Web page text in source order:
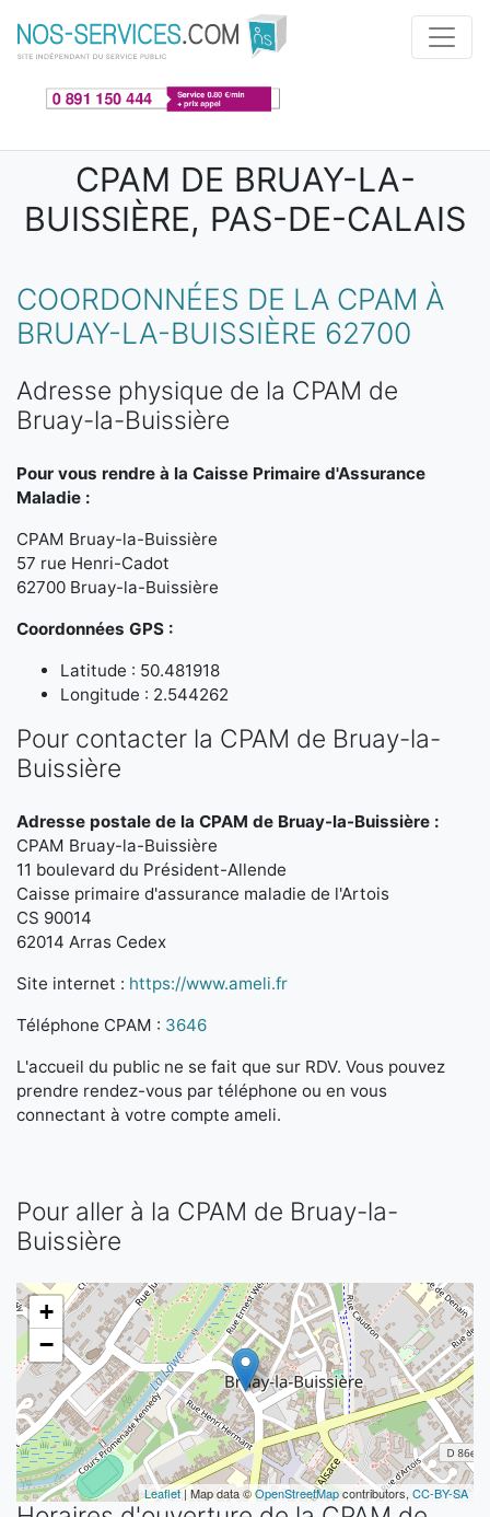
Aller au contenu principal
CPAM DE BRUAY-LA-
BUISSIÈRE, PAS-DE-CALAIS
COORDONNÉES DE LA CPAM À
BRUAY-LA-BUISSIÈRE 62700
Adresse physique de la CPAM de
Bruay-la-Buissière
Pour vous rendre à la Caisse Primaire d'Assurance
Maladie :
CPAM Bruay-la-Buissière
57 rue Henri-Cadot
62700 Bruay-la-Buissière
Coordonnées GPS :
Latitude : 50.481918
Longitude : 2.544262
Pour contacter la CPAM de Bruay-la-
Buissière
Adresse postale de la CPAM de Bruay-la-Buissière :
CPAM Bruay-la-Buissière
11 boulevard du Président-Allende
Caisse primaire d'assurance maladie de l'Artois
CS 90014
62014 Arras Cedex
Site internet : https://www.ameli.fr
Téléphone CPAM : 3646
L'accueil du public ne se fait que sur RDV. Vous pouvez
prendre rendez-vous par téléphone ou en vous
connectant à votre compte ameli.
Pour aller à la CPAM de Bruay-la-
Buissière
+
−
Leaflet| Map data ©OpenStreetMapcontributors, CC-BY-SA